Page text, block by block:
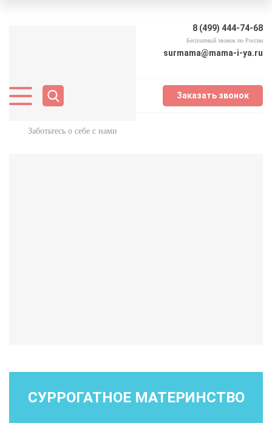
Заботьтесь о себе с нами
8 (499) 444-74-68
Бесплатный звонок по России
surmama@mama-i-ya.ru
Заказать звонок
СУРРОГАТНОЕ МАТЕРИНСТВО